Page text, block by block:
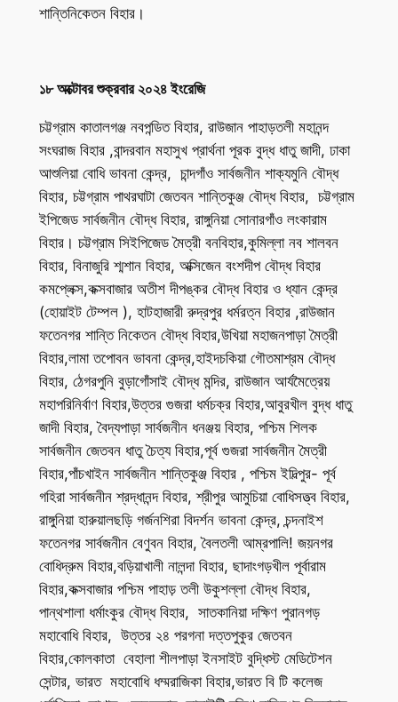
শান্তিনিকেতন বিহার।
১৮ অক্টোবর শুক্রবার ২০২৪ ইংরেজি
চট্টগ্রাম কাতালগঞ্জ নবপন্ডিত বিহার, রাউজান পাহাড়তলী মহানন্দ
সংঘরাজ বিহার ,বান্দরবান মহাসুখ প্রার্থনা পূরক বুদ্ধ ধাতু জাদী, ঢাকা
আশুলিয়া বোধি ভাবনা কেন্দ্র, চান্দগাঁও সার্বজনীন শাক্যমুনি বৌদ্ধ
বিহার, চট্টগ্রাম পাথরঘাটা জেতবন শান্তিকুঞ্জ বৌদ্ধ বিহার, চট্টগ্রাম
ইপিজেড সার্বজনীন বৌদ্ধ বিহার, রাঙ্গুনিয়া সোনারগাঁও লংকারাম
বিহার। চট্টগ্রাম সিইপিজেড মৈত্রী বনবিহার,কুমিল্লা নব শালবন
বিহার, বিনাজুরি শ্মশান বিহার, অক্সিজেন বংশদীপ বৌদ্ধ বিহার
কমপ্লেক্স,কক্সবাজার অতীশ দীপঙ্কর বৌদ্ধ বিহার ও ধ্যান কেন্দ্র
(হোয়াইট টেম্পল ), হাটহাজারী রুদ্রপুর ধর্মরত্ন বিহার ,রাউজান
ফতেনগর শান্তি নিকেতন বৌদ্ধ বিহার,উখিয়া মহাজনপাড়া মৈত্রী
বিহার,লামা তপোবন ভাবনা কেন্দ্র,হাইদচকিয়া গৌতমাশ্রম বৌদ্ধ
বিহার, ঠেগরপুনি বুড়াগোঁসাই বৌদ্ধ মন্দির, রাউজান আর্যমৈত্রেয়
মহাপরিনির্বাণ বিহার,উত্তর গুজরা ধর্মচক্র বিহার,আবুরখীল বুদ্ধ ধাতু
জাদী বিহার, বৈদ্যপাড়া সার্বজনীন ধনঞ্জয় বিহার, পশ্চিম শিলক
সার্বজনীন জেতবন ধাতু চৈত্য বিহার,পূর্ব গুজরা সার্বজনীন মৈত্রী
বিহার,পাঁচখাইন সার্বজনীন শান্তিকুঞ্জ বিহার , পশ্চিম ইদিল্পুর- পূর্ব
গহিরা সার্বজনীন শ্রদ্ধানন্দ বিহার, শ্রীপুর আমুচিয়া বোধিসত্ত্ব বিহার,
রাঙ্গুনিয়া হারুয়ালছড়ি গর্জনশিরা বিদর্শন ভাবনা কেন্দ্র, চন্দনাইশ
ফতেনগর সার্বজনীন বেণুবন বিহার, বৈলতলী আম্রপালি! জয়নগর
বোধিদ্রুম বিহার,বড়িয়াখালী নালন্দা বিহার, ছাদাংগড়খীল পূর্বারাম
বিহার,কক্সবাজার পশ্চিম পাহাড় তলী উকুশল্লা বৌদ্ধ বিহার,
পান্থশালা ধর্মাংকুর বৌদ্ধ বিহার, সাতকানিয়া দক্ষিণ পুরানগড়
মহাবোধি বিহার, উত্তর ২৪ পরগনা দত্তপুকুর জেতবন
বিহার,কোলকাতা বেহালা শীলপাড়া ইনসাইট বুদ্ধিস্ট মেডিটেশন
সেন্টার, ভারত মহাবোধি ধম্মরাজিকা বিহার,ভারত বি টি কলেজ